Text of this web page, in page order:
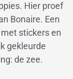
Hier proef
Bonaire. Een
stickers en
gekleurde
de zee.